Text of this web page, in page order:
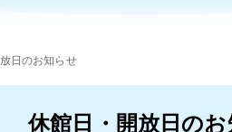
日のお知らせ
休館日・開放日の